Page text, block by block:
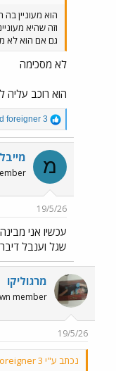
הוא מעוניין בה
וזה שהיא
גם אם הוא לא
לא מסכימה
הוא רוכב
R
e
a
c
t
o
s
foreigner 3
מ מייבל10
19/5/26
עכשיו אני
שגל וענבל
מרגוליקו
member
19/5/26
נכתב ע"י foreigner 3: